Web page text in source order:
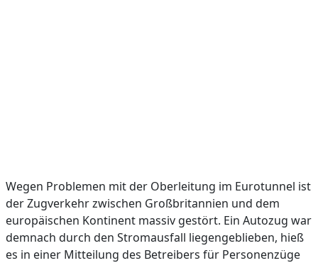
Wegen Problemen mit der Oberleitung im Eurotunnel ist
der Zugverkehr zwischen Großbritannien und dem
europäischen Kontinent massiv gestört. Ein Autozug war
demnach durch den Stromausfall liegengeblieben, hieß
es in einer Mitteilung des Betreibers für Personenzüge